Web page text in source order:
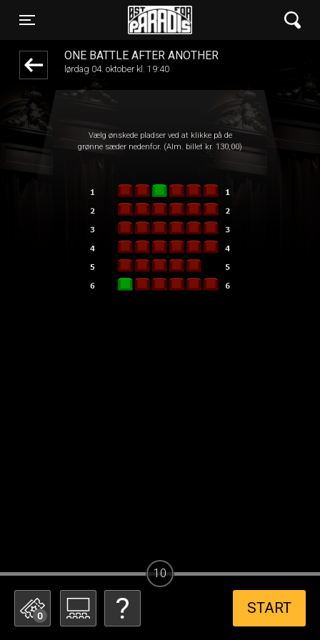
Toggle navigation
Øst for Paradis
ONE BATTLE AFTER ANOTHER
lørdag 04. oktober kl. 19:40
Vælg ønskede pladser ved at klikke på de
grønne sæder nedenfor. (Alm. billet kr. 130,00)
0 START
10
1step-front02 114524